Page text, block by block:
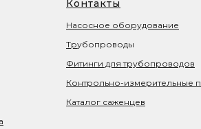
Контакты
Насосное оборудование
Трубопроводы
Фитинги для трубопроводов
Контрольно-измерительные
Каталог саженцев